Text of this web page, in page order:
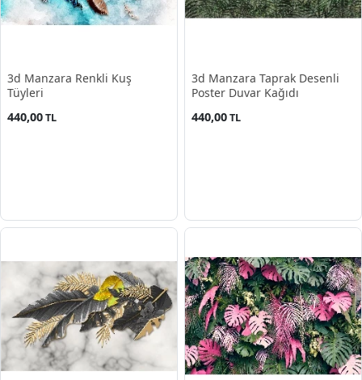
3d Manzara Renkli Kuş
Tüyleri
440,00TL
3d Manzara Taprak Desenli
Poster Duvar Kağıdı
440,00TL